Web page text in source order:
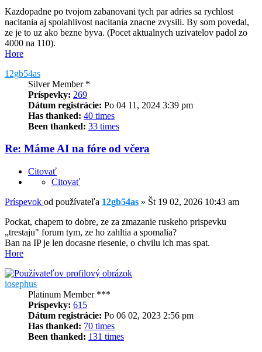
Kazdopadne po tvojom zabanovani tych par adries sa rychlost
nacitania aj spolahlivost nacitania znacne zvysili. By som povedal,
ze je to uz ako bezne byva. (Pocet aktualnych uzivatelov padol zo
4000 na 110).
Hore
12gb54as
Silver Member *
Príspevky: 269
Dátum registrácie: Po 04 11, 2024 3:39 pm
Has thanked: 40 times
Been thanked: 33 times
Re: Máme AI na fóre od včera
Citovať
Citovať
Príspevok od používateľa 12gb54as » Št 19 02, 2026 10:43 am
Pockat, chapem to dobre, ze za zmazanie ruskeho prispevku
„trestaju" forum tym, ze ho zahltia a spomalia?
Ban na IP je len docasne riesenie, o chvilu ich mas spat.
Hore
iosephus
Platinum Member ***
Príspevky: 615
Dátum registrácie: Po 06 02, 2023 2:56 pm
Has thanked: 70 times
Been thanked: 131 times